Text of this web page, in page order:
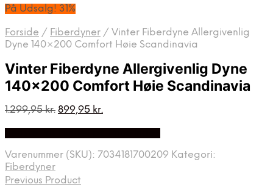
På Udsalg! 31%
Forside / Fiberdyner / Vinter Fiberdyne Allergivenlig
Dyne 140×200 Comfort Høie Scandinavia
Vinter Fiberdyne Allergivenlig Dyne
140×200 Comfort Høie Scandinavia
1.299,95kr. Den
1.299,95 kr..
899,95 kr.Den
899,95 kr..
Varenummer (SKU): 7034181700209 Kategori:
Fiberdyner
Previous Product